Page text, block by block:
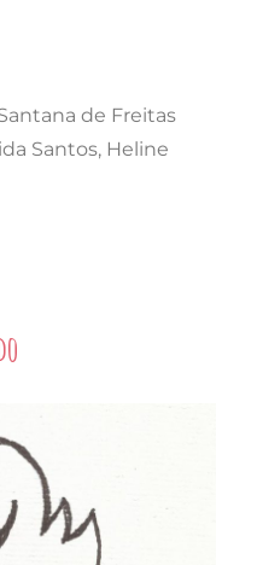
de Freitas
Santos, Heline